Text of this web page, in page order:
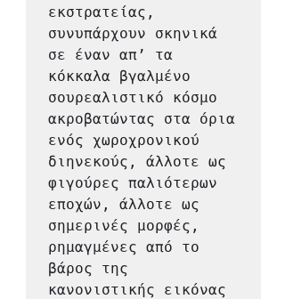
εκστρατείας,
συνυπάρχουν σκηνικά
σε έναν απ’ τα
κόκκαλα βγαλμένο
σουρεαλιστικό κόσμο
ακροβατώντας στα όρια
ενός χωροχρονικού
διηνεκούς, άλλοτε ως
φιγούρες παλιότερων
εποχών, άλλοτε ως
σημερινές μορφές,
ρημαγμένες από το
βάρος της
κανονιστικής εικόνας